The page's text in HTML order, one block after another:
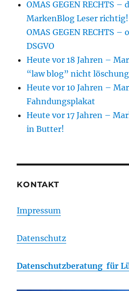
OMAS GEGEN RECHTS –
MarkenBlog Leser
OMAS GEGEN RECHTS –
DSGVO
Heute vor 18 Jahren –
“law blog” nicht
Heute vor 10 Jahren –
Fahndungsplakat
Heute vor 17 Jahren –
in Butter!
KONTAKT
Impressum
Datenschutz
Datenschutzberatung für